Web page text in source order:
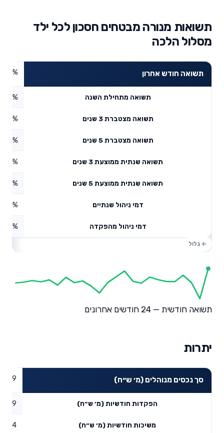
תשואות מנורה מבטחים חסכון לכל ילד
מסלול הלכה
תשואה חודש אחרון
תשואה מתחילת השנה
תשואה מצטברת 3 שנים
תשואה מצטברת 5 שנים
תשואה שנתית ממוצעת 3 שנים
תשואה שנתית ממוצעת 5 שנים
דמי ניהול שנתיים
דמי ניהול מהפקדה 0%
תשואה חודשית — 24 חודשים אחרונים
יתרות
סך נכסים מנוהלים (מ׳ ש״ח)
הפקדות חודשיות (מ׳ ש״ח) 1.39
משיכות חודשיות (מ׳ ש״ח) 0.44